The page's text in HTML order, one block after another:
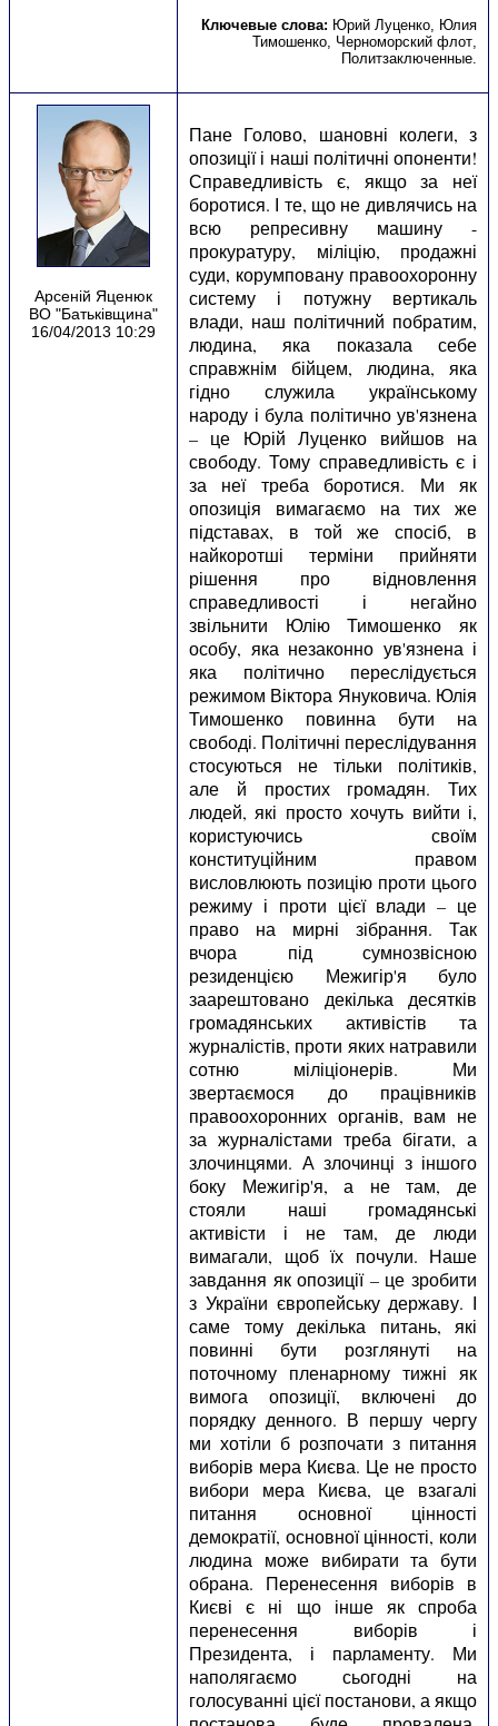
Ключевые слова: Юрий Луценко
Юлия
Тимошенко Черноморский флот
Политзаключенные
Арсеній Яценюк
ВО "Батьківщина"
16/04/2013 10:29
Пане Голово, шановні колеги, з
опозиції і наші політичні опоненти!
Справедливість є, якщо за неї
боротися. І те, що не дивлячись на
всю репресивну машину -
прокуратуру, міліцію, продажні
суди, корумповану правоохоронну
систему і потужну вертикаль
влади, наш політичний побратим,
людина, яка показала себе
справжнім бійцем, людина, яка
гідно служила українському
народу і була політично ув'язнена
– це Юрій Луценко вийшов на
свободу. Тому справедливість є і
за неї треба боротися. Ми як
опозиція вимагаємо на тих же
підставах, в той же спосіб, в
найкоротші терміни прийняти
рішення про відновлення
справедливості і негайно
звільнити Юлію Тимошенко як
особу, яка незаконно ув'язнена і
яка політично переслідується
режимом Віктора Януковича. Юлія
Тимошенко повинна бути на
свободі. Політичні переслідування
стосуються не тільки політиків,
але й простих громадян. Тих
людей, які просто хочуть вийти і,
користуючись своїм
конституційним правом
висловлюють позицію проти цього
режиму і проти цієї влади – це
право на мирні зібрання. Так
вчора під сумнозвісною
резиденцією Межигір'я було
заарештовано декілька десятків
громадянських активістів та
журналістів, проти яких натравили
сотню міліціонерів. Ми
звертаємося до працівників
правоохоронних органів, вам не
за журналістами треба бігати, а
злочинцями. А злочинці з іншого
боку Межигір'я, а не там, де
стояли наші громадянські
активісти і не там, де люди
вимагали, щоб їх почули. Наше
завдання як опозиції – це зробити
з України європейську державу. І
саме тому декілька питань, які
повинні бути розглянуті на
поточному пленарному тижні як
вимога опозиції, включені до
порядку денного. В першу чергу
ми хотіли б розпочати з питання
виборів мера Києва. Це не просто
вибори мера Києва, це взагалі
питання основної цінності
демократії, основної цінності, коли
людина може вибирати та бути
обрана. Перенесення виборів в
Києві є ні що інше як спроба
перенесення виборів і
Президента, і парламенту. Ми
наполягаємо сьогодні на
голосуванні цієї постанови, а якщо